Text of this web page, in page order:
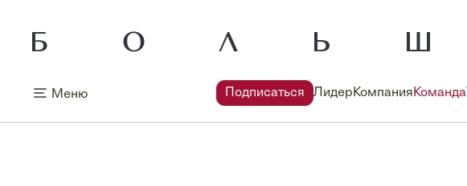
Меню Подписаться ЛидерКомпанияКоманда